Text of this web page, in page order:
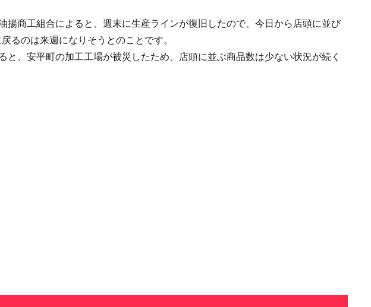
揚商工組合によると、週末に生産ラインが復旧したので、今日から店頭に並び
るのは来週になりそうとのことです。
と、安平町の加工工場が被災したため、店頭に並ぶ商品数は少ない状況が続く